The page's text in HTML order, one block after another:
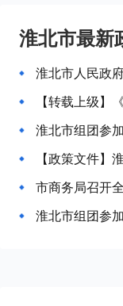
淮北市最新
淮北市人民政
【转载上级】
淮北市组团参
【政策文件】
市商务局召开
淮北市组团参